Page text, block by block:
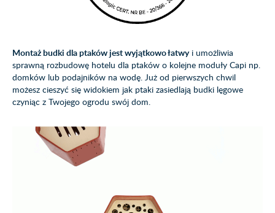
Montaż budki dla ptaków jest wyjątkowo łatwyi umożliwia
sprawną rozbudowę hotelu dla ptaków o kolejne moduły Capi np.
domków lub podajników na wodę. Już od pierwszych chwil
możesz cieszyć się widokiem jak ptaki zasiedlają budki lęgowe
czyniąc z Twojego ogrodu swój dom.